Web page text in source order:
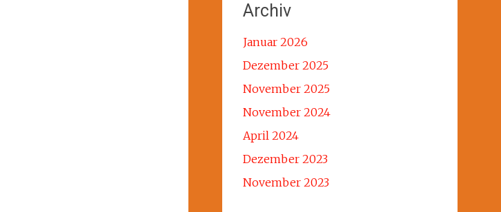
Archiv
Januar 2026
Dezember 2025
November 2025
November 2024
April 2024
Dezember 2023
November 2023